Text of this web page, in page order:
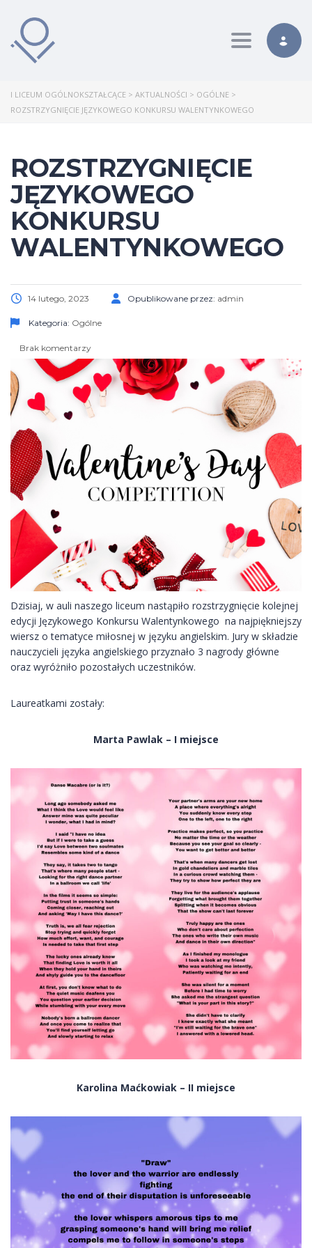
Toggle
I LICEUM OGÓLNOKSZTAŁCĄCE > AKTUALNOŚCI > OGÓLNE >
ROZSTRZYGNIĘCIE JĘZYKOWEGO KONKURSU WALENTYNKOWEGO
ROZSTRZYGNIĘCIE
JĘZYKOWEGO
KONKURSU
WALENTYNKOWEGO
14 lutego, 2023 Opublikowane przez: admin
Kategoria: Ogólne
Brak komentarzy
Dzisiaj, w auli naszego liceum nastąpiło rozstrzygnięcie kolejnej
edycji Językowego Konkursu Walentynkowego na najpiękniejszy
wiersz o tematyce miłosnej w języku angielskim. Jury w składzie
nauczycieli języka angielskiego przyznało 3 nagrody główne
oraz wyróżniło pozostałych uczestników.
Laureatkami zostały:
Marta Pawlak – I miejsce
Karolina Maćkowiak – II miejsce